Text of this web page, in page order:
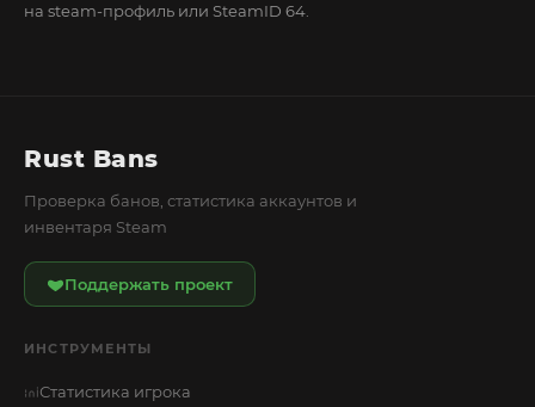
на steam-профиль или SteamID 64.
Rust Bans
Проверка банов, статистика аккаунтов и
инвентаря Steam
Поддержать проект
ИНСТРУМЕНТЫ
Статистика игрока